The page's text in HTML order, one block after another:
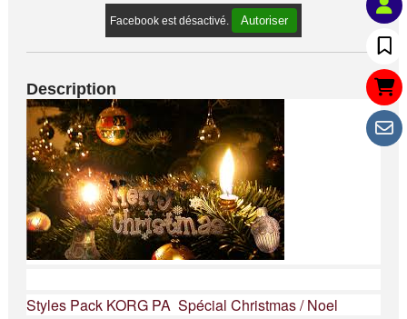
Facebook est désactivé. Autoriser
Description
Styles Pack KORG PA Spécial Christmas / Noel